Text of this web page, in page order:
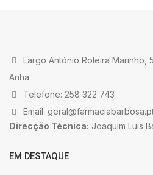
Largo António Roleira Marinho,
Anha
Telefone: 258 322 743
Email:
Direcção Técnica: Joaquim Luis
EM DESTAQUE